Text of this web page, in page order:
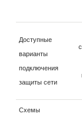
Доступные
варианты
подключения
защиты сети
Схемы